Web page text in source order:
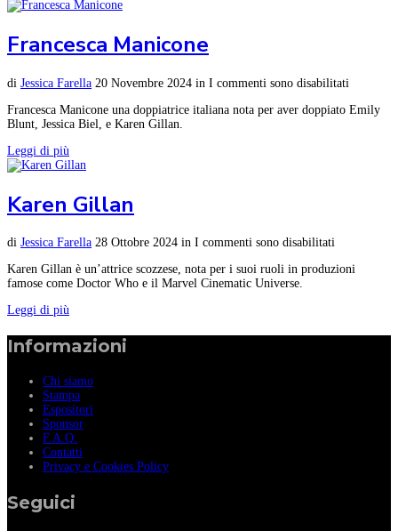
Francesca Manicone
di Jessica Farella 20 Novembre 2024 in I commenti sono disabilitati
Francesca Manicone una doppiatrice italiana nota per aver doppiato Emily
Blunt, Jessica Biel, e Karen Gillan.
Leggi di più
Karen Gillan
di Jessica Farella 28 Ottobre 2024 in I commenti sono disabilitati
Karen Gillan è un’attrice scozzese, nota per i suoi ruoli in produzioni
famose come Doctor Who e il Marvel Cinematic Universe.
Leggi di più
Informazioni
Chi siamo
Stampa
Espositori
Sponsor
F.A.Q.
Contatti
Privacy e Cookies Policy
Seguici